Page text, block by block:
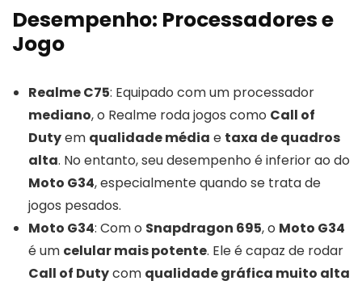
Desempenho: Processadores e
Jogo
Realme C75: Equipado com um processador
mediano, o Realme roda jogos como Call of
Dutyem qualidade média e taxa de quadros
alta. No entanto, seu desempenho é inferior ao do
Moto G34, especialmente quando se trata de
jogos pesados.
Moto G34: Com o Snapdragon 695, o Moto G34
é um celular mais potente. Ele é capaz de rodar
Call of Dutycom qualidade gráfica muito alta